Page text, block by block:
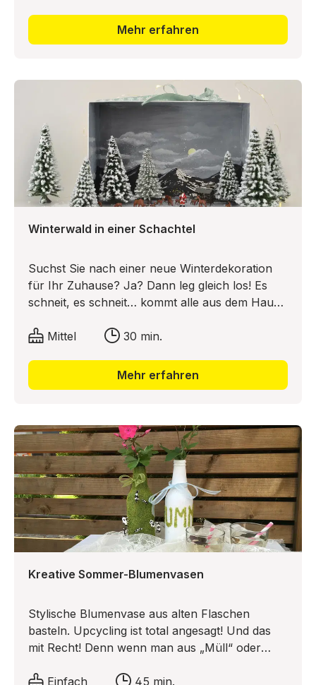
gestalten. Wie das geht, zeigen wir Ihnen jetzt!
Mehr erfahren
Winterwald in einer Schachtel
Suchst Sie nach einer neue Winterdekoration
für Ihr Zuhause? Ja? Dann leg gleich los! Es
schneit, es schneit… kommt alle aus dem Haus.
ersten Schneefall. Claudia von Ideas &
Raus gekommen ist eine tolle Idee für einen
DIY-Winterwald in einer Schachtel.
Mittel 30 min.
Mehr erfahren
Kreative Sommer-Blumenvasen
Stylische Blumenvase aus alten Flaschen
basteln. Upcycling ist total angesagt! Und das
mit Recht! Denn wenn man aus „Müll“ oder
dann ist das eine gute Sache für die Umwelt und
Einfach 45 min.